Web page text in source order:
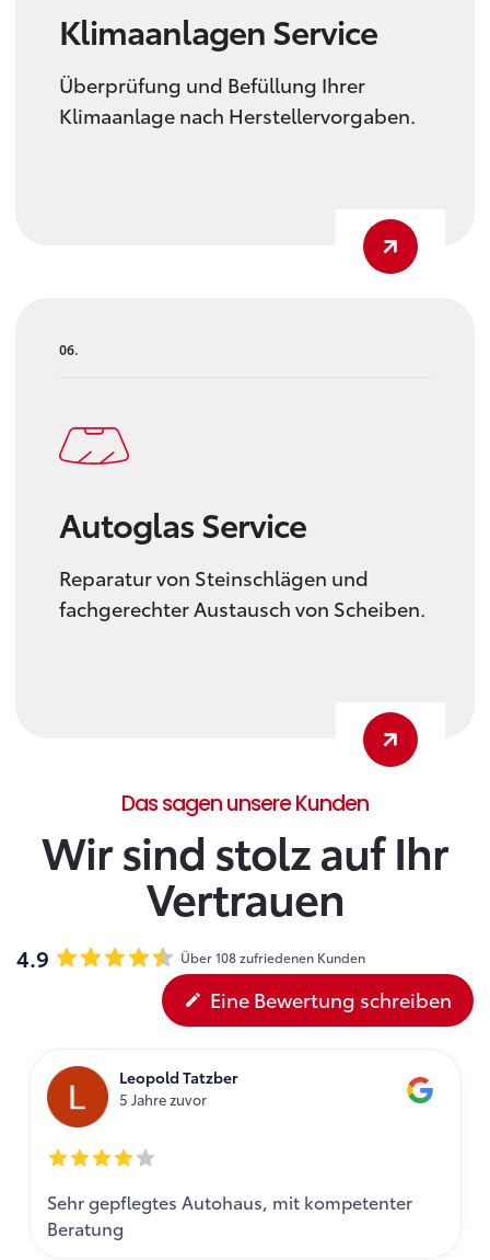
Klimaanlagen Service
Überprüfung und Befüllung Ihrer
Klimaanlage nach Herstellervorgaben.
Autoglas Service
Reparatur von Steinschlägen und
fachgerechter Austausch von Scheiben.
Das sagen unsere Kunden
Wir sind stolz auf Ihr
Vertrauen
4.9 Über 108 zufriedenen Kunden
Eine Bewertung schreiben
Leopold Tatzber
5 Jahre zuvor
Sehr gepflegtes Autohaus, mit kompetenter
Beratung